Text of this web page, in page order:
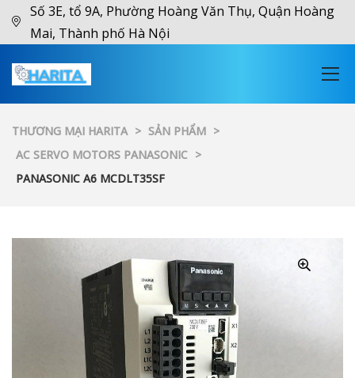
Số 3E, tổ 9A, Phường Hoàng Văn Thụ, Quận Hoàng
Mai, Thành phố Hà Nội
THƯƠNG MẠI HARITA > SẢN PHẨM >
AC SERVO MOTORS PANASONIC >
PANASONIC A6 MCDLT35SF